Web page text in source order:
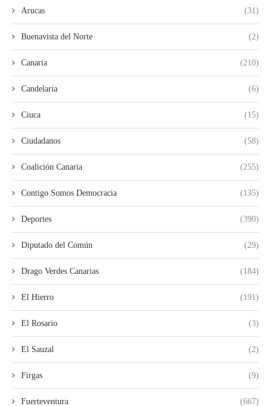
Arucas (31)
Buenavista del Norte (2)
Canaria (210)
Candelaria (6)
Ciuca (15)
Ciudadanos (58)
Coalición Canaria (255)
Contigo Somos Democracia (135)
Deportes (390)
Diputado del Común (29)
Drago Verdes Canarias (184)
El Hierro (191)
El Rosario (3)
El Sauzal (2)
Firgas (9)
Fuerteventura (667)